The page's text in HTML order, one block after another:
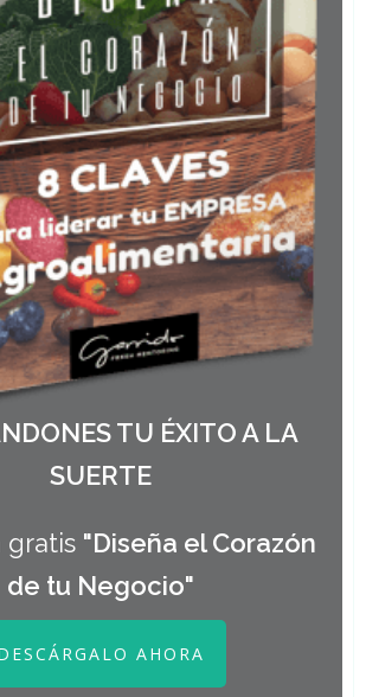
TU ÉXITO A LA
SUERTE
gratis "Diseña el Corazón
de tu Negocio"
AHORA